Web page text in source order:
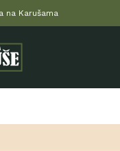
na Karušama